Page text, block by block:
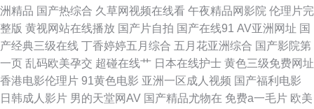
综合婷婷五月 欧亚色图999 色图社区 熟妇人妻一区二区 大香蕉av网站 老司
机深夜网址 狠狠日天天 91亚洲传媒51 激情超碰在线 日韩免费 欧美成人
www 超碰在线98国产 美女瑟瑟网站 丝袜美腿五月天 在线97视频 国产精品
洲精品 国产热综合 久草网视频在线看 午夜精品网影院 伦理片完
整版 黄视网站在线播放 国产片自拍 国产在线91 AV亚洲网址 国
产经典三级在线 丁香婷婷五月综合 五月花亚洲综合 国产影院第
一页 乱码欧美孕交 超碰在线艹 日本在线护士 黄色三级免费网址
香港电影伦理片 91黄色电影 亚洲一区成人视频 国产福利电影
日韩成人影片 男的天堂网AV 国产精品尤物在 免费a一毛片 欧美